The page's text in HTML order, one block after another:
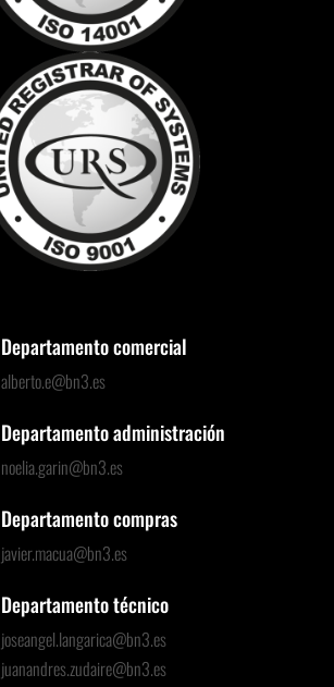
Departamento comercial
alberto.e@bn3.es
Departamento administración
noelia.garin@bn3.es
Departamento compras
javier.macua@bn3.es
Departamento técnico
joseangel.langarica@bn3.es
juanandres.zudaire@bn3.es